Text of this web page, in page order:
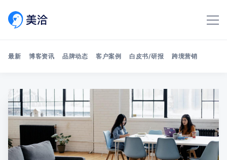
Search 美洽博客
最新 博客资讯 品牌动态 客户案例 白皮书/研报 跨境营销